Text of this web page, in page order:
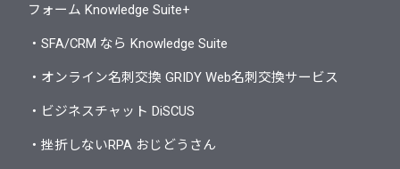
フォーム Knowledge Suite+
・SFA/CRM なら Knowledge Suite
・オンライン名刺交換 GRIDY Web名刺交換サービス
・ビジネスチャット DiSCUS
・挫折しないRPA おじどうさん